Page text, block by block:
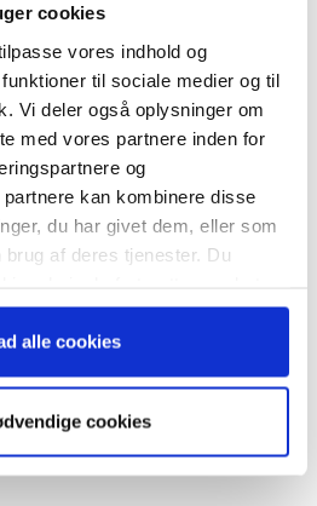
cookies
vores indhold og
til sociale medier og til
Vi deler også oplysninger om
med vores partnere inden for
og
kan kombinere disse
du har givet dem, eller som
af deres tjenester. Du
alle cookies
cookies
Seks regler for
succession
sin coach?
Ole Borchs bog
dansk bestyrelse”
nyhedsbrev samt
Tilmeld